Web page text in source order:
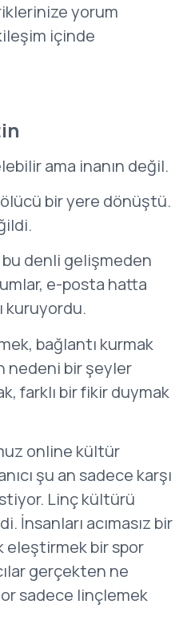
yorum
içinde
ama inanın değil.
bir yere dönüştü.
bu denli gelişmeden
e-posta hatta
kuruyordu.
bağlantı kurmak
nedeni bir şeyler
farklı bir fikir duymak
online kültür
şu an sadece karşı
Linç kültürü
İnsanları acımasız bir
eleştirmek bir spor
gerçekten ne
sadece linçlemek